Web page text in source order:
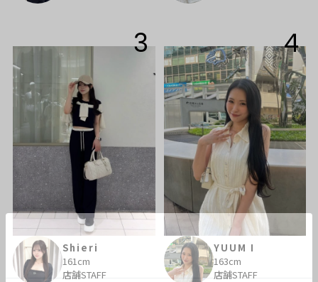
3
Shieri
161cm
店舗STAFF
4
YUUM I
163cm
店舗STAFF